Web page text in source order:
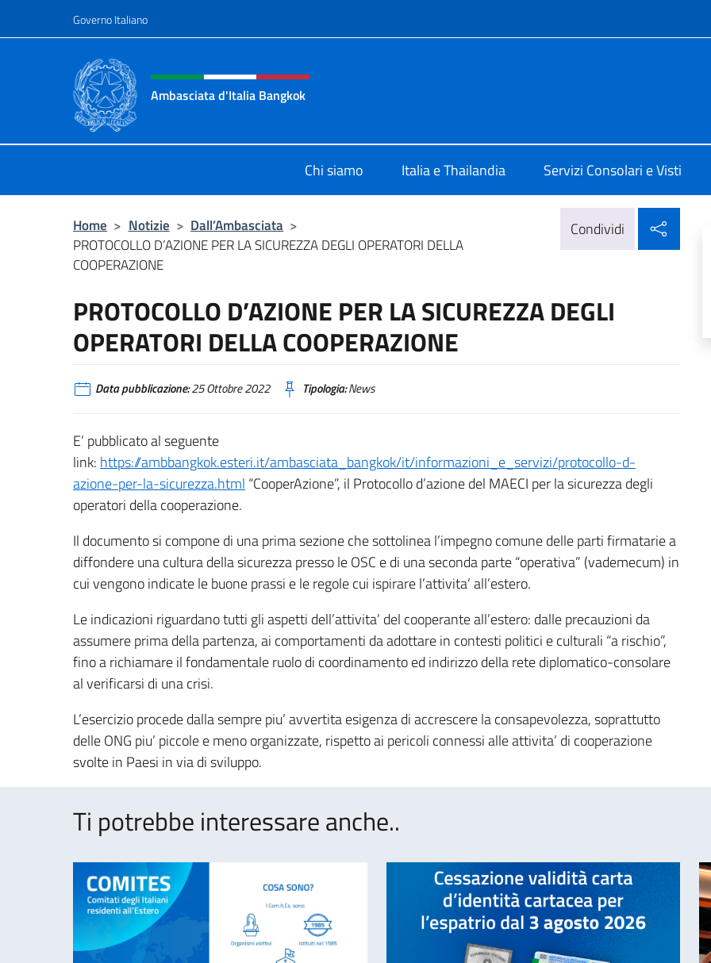
Governo Italiano
Intestazione sito, social e menù
Ambasciata d'Italia Bangkok
Chi siamo Italia e Thailandia Servizi Consolari e Visti
Home > Notizie > Dall’Ambasciata >
PROTOCOLLO D’AZIONE PER LA SICUREZZA DEGLI OPERATORI DELLA
COOPERAZIONE
Condividi
PROTOCOLLO D’AZIONE PER LA SICUREZZA DEGLI
OPERATORI DELLA COOPERAZIONE
Data pubblicazione:25 Ottobre 2022 Tipologia:News
E’ pubblicato al seguente
link: https://ambbangkok.esteri.it/ambasciata_bangkok/it/informazioni_e_servizi/protocollo-d-
azione-per-la-sicurezza.html “CooperAzione”, il Protocollo d’azione del MAECI per la sicurezza degli
operatori della cooperazione.
Il documento si compone di una prima sezione che sottolinea l’impegno comune delle parti firmatarie a
diffondere una cultura della sicurezza presso le OSC e di una seconda parte “operativa” (vademecum) in
cui vengono indicate le buone prassi e le regole cui ispirare l’attivita’ all’estero.
Le indicazioni riguardano tutti gli aspetti dell’attivita’ del cooperante all’estero: dalle precauzioni da
assumere prima della partenza, ai comportamenti da adottare in contesti politici e culturali “a rischio”,
fino a richiamare il fondamentale ruolo di coordinamento ed indirizzo della rete diplomatico-consolare
al verificarsi di una crisi.
L’esercizio procede dalla sempre piu’ avvertita esigenza di accrescere la consapevolezza, soprattutto
delle ONG piu’ piccole e meno organizzate, rispetto ai pericoli connessi alle attivita’ di cooperazione
svolte in Paesi in via di sviluppo.
Ti potrebbe interessare anche..